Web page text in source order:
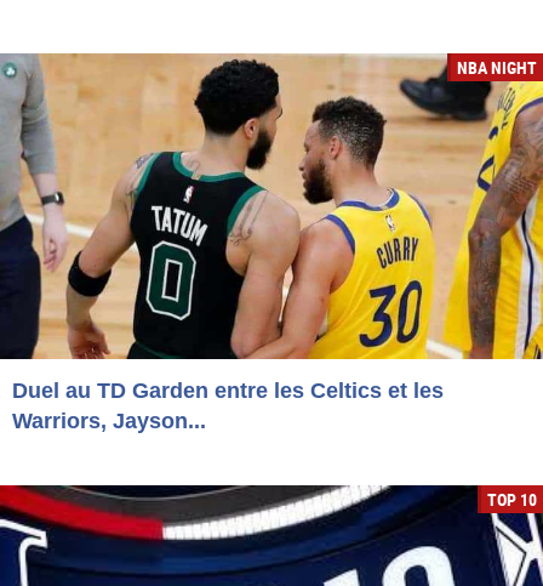
NBA NIGHT
Duel au TD Garden entre les Celtics et les
Warriors, Jayson...
TOP 10